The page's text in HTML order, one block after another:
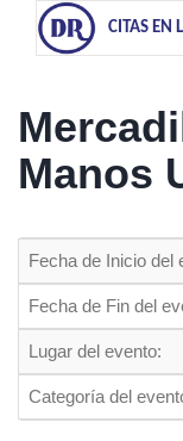
CITAS EN
Manos
Fecha de Inicio del
Fecha de Fin del
Lugar del evento:
Categoría del